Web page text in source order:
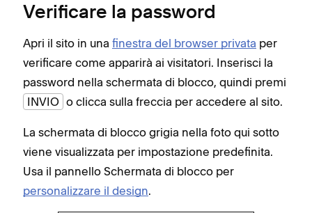
Verificare la password
Apri il sito in una finestra del browser privata per
verificare come apparirà ai visitatori. Inserisci la
password nella schermata di blocco, quindi premi
INVIO o clicca sulla freccia per accedere al sito.
La schermata di blocco grigia nella foto qui sotto
viene visualizzata per impostazione predefinita.
Usa il pannello Schermata di blocco per
personalizzare il design.